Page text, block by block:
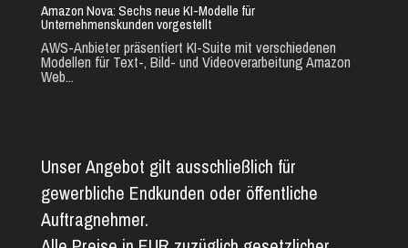
Amazon Nova: Sechs neue KI-Modelle für
Unternehmenskunden vorgestellt
AWS-Anbieter präsentiert KI-Suite mit verschiedenen
Modellen für Text-, Bild- und Videoverarbeitung Amazon
Web...
Unser Angebot gilt ausschließlich für
gewerbliche Endkunden oder öffentliche
Auftragnehmer.